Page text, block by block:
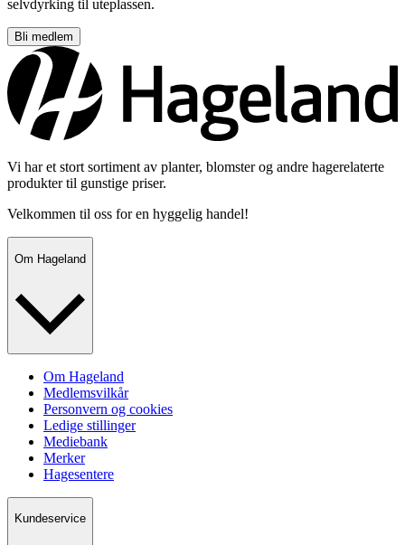
selvdyrking til uteplassen.
Bli medlem
Vi har et stort sortiment av planter, blomster og andre hagerelaterte
produkter til gunstige priser.
Velkommen til oss for en hyggelig handel!
Om Hageland
Om Hageland
Medlemsvilkår
Personvern og cookies
Ledige stillinger
Mediebank
Merker
Hagesentere
Kundeservice